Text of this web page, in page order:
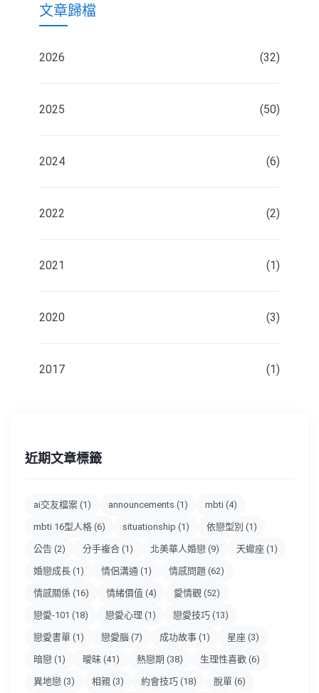
文章歸檔
2026 (32)
2025 (50)
2024 (6)
2022 (2)
2021 (1)
2020 (3)
2017 (1)
近期文章標籤
ai交友檔案 (1) announcements (1) mbti (4)
mbti 16型人格 (6) situationship (1) 依戀型別 (1)
公告 (2) 分手複合 (1) 北美華人婚戀 (9) 天蠍座 (1)
婚戀成長 (1) 情侶溝通 (1) 情感問題 (62)
情感關係 (16) 情緒價值 (4) 愛情觀 (52)
戀愛-101 (18) 戀愛心理 (1) 戀愛技巧 (13)
戀愛書單 (1) 戀愛腦 (7) 成功故事 (1) 星座 (3)
暗戀 (1) 曖昧 (41) 熱戀期 (38) 生理性喜歡 (6)
異地戀 (3) 相親 (3) 約會技巧 (18) 脫單 (6)